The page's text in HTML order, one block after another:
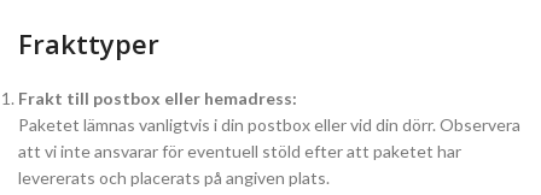
Frakttyper
Frakt till postbox eller hemadress:
Paketet lämnas vanligtvis i din postbox eller vid din dörr. Observera
att vi inte ansvarar för eventuell stöld efter att paketet har
levererats och placerats på angiven plats.